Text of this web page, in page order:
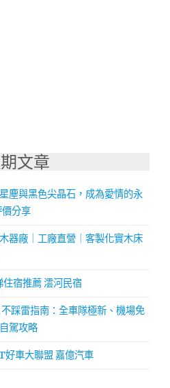
文章
塵與黑色尖晶石，成為愛情的永
分享
器廠｜工廠直營｜客製化實木床
宿推薦 澐河民宿
不踩雷指南：全車隊極新、機場免
駕攻略
好車大聯盟 嘉億汽車